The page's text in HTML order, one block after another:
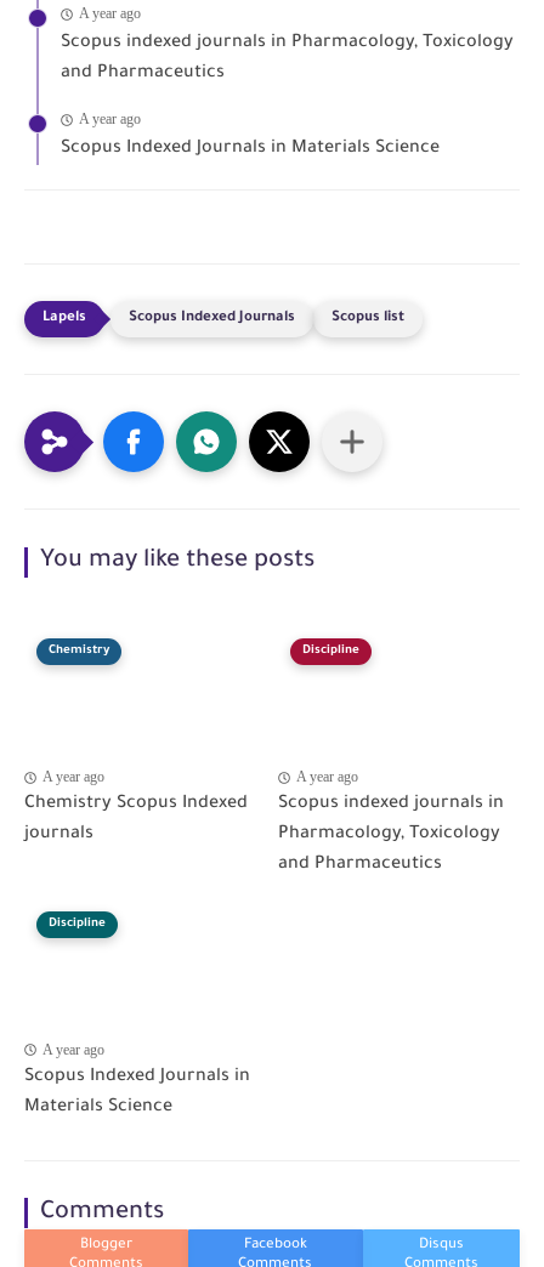
A year ago
Scopus indexed journals in Pharmacology, Toxicology
and Pharmaceutics
A year ago
Scopus Indexed Journals in Materials Science
Scopus Indexed Journals Scopus list
You may like these posts
Chemistry
A year ago
Chemistry Scopus Indexed
journals
Discipline
A year ago
Scopus indexed journals in
Pharmacology, Toxicology
and Pharmaceutics
Discipline
A year ago
Scopus Indexed Journals in
Materials Science
Comments